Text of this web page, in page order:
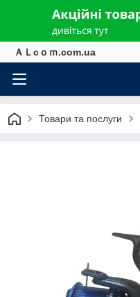
ＡＬcｏｍ.com.ua
Товари та послуги